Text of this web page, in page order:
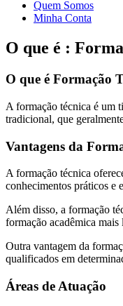
Quem Somos
Minha Conta
O que é :
O que é Formação
A formação técnica é um
tradicional, que
Vantagens da
A formação técnica
conhecimentos práticos e
Além disso, a formação
formação acadêmica mais
Outra vantagem da
qualificados em
Áreas de Atuação